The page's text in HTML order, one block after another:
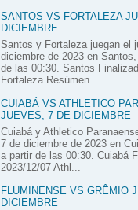
SANTOS VS FORTALEZA
DICIEMBRE
Santos y Fortaleza juegan el
diciembre de 2023 en
de las 00:30. Santos
Fortaleza Resúmen...
CUIABÁ VS ATHLETICO
JUEVES, 7 DE DICIEMBRE
Cuiabá y Athletico
7 de diciembre de 2023 en
a partir de las 00:30. Cuiabá
2023/12/07 Athl...
FLUMINENSE VS GRÊMIO
DICIEMBRE